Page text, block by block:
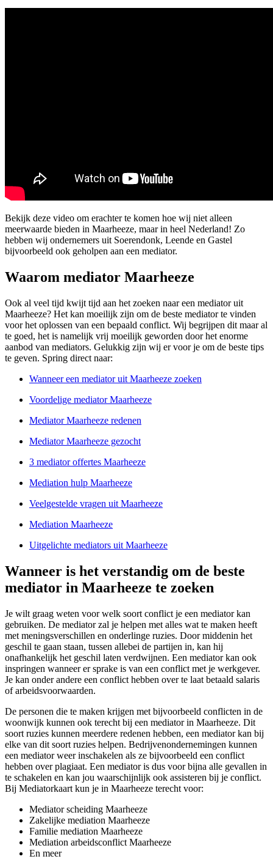
Bekijk deze video om erachter te komen hoe wij niet alleen
meerwaarde bieden in Maarheeze, maar in heel Nederland! Zo
hebben wij ondernemers uit Soerendonk, Leende en Gastel
bijvoorbeeld ook geholpen aan een mediator.
Waarom mediator Maarheeze
Ook al veel tijd kwijt tijd aan het zoeken naar een mediator uit
Maarheeze? Het kan moeilijk zijn om de beste mediator te vinden
voor het oplossen van een bepaald conflict. Wij begrijpen dit maar al
te goed, het is namelijk vrij moeilijk geworden door het enorme
aanbod van mediators. Gelukkig zijn wij er voor je om de beste tips
te geven. Spring direct naar:
Wanneer een mediator uit Maarheeze zoeken
Voordelige mediator Maarheeze
Mediator Maarheeze redenen
Mediator Maarheeze gezocht
3 mediator offertes Maarheeze
Mediation hulp Maarheeze
Veelgestelde vragen uit Maarheeze
Mediation Maarheeze
Uitgelichte mediators uit Maarheeze
Wanneer is het verstandig om de beste
mediator in Maarheeze te zoeken
Je wilt graag weten voor welk soort conflict je een mediator kan
gebruiken. De mediator zal je helpen met alles wat te maken heeft
met meningsverschillen en onderlinge ruzies. Door middenin het
geschil te gaan staan, tussen allebei de partijen in, kan hij
onafhankelijk het geschil laten verdwijnen. Een mediator kan ook
inspringen wanneer er sprake is van een conflict met je werkgever.
Je kan onder andere een conflict hebben over te laat betaald salaris
of arbeidsvoorwaarden.
De personen die te maken krijgen met bijvoorbeeld conflicten in de
woonwijk kunnen ook terecht bij een mediator in Maarheeze. Dit
soort ruzies kunnen meerdere redenen hebben, een mediator kan bij
elke van dit soort ruzies helpen. Bedrijvenondernemingen kunnen
een mediator weer inschakelen als ze bijvoorbeeld een conflict
hebben over plagiaat. Een mediator is dus voor bijna alle gevallen in
te schakelen en kan jou waarschijnlijk ook assisteren bij je conflict.
Bij Mediatorkaart kun je in Maarheeze terecht voor:
Mediator scheiding Maarheeze
Zakelijke mediation Maarheeze
Familie mediation Maarheeze
Mediation arbeidsconflict Maarheeze
En meer